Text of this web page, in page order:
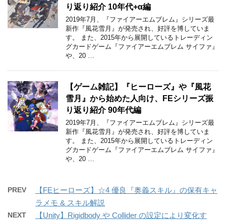
り返り紹介 10年代+α編
2019年7月、『ファイアーエムブレム』シリーズ最
新作『風花雪月』が発売され、好評を博していま
す。 また、2015年から展開しているトレーディン
グカードゲーム『ファイアーエムブレム サイファ』
や、20 …
【ゲーム雑記】『ヒーローズ』や『風花
雪月』から始めた人向け、FEシリーズ振
り返り紹介 90年代編
2019年7月、『ファイアーエムブレム』シリーズ最
新作『風花雪月』が発売され、好評を博していま
す。 また、2015年から展開しているトレーディン
グカードゲーム『ファイアーエムブレム サイファ』
や、20 …
PREV
【FEヒーローズ】☆4 優良『奥義スキル』の保有キャ
ラメモ & スキル解説
NEXT
【Unity】Rigidbody や Collider の設定により変化す